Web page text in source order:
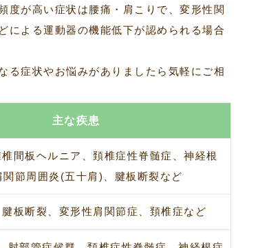
度が高い症状は腰痛・肩こりで、変形性関
による運動器の機能低下が認められる場合
る症状やお悩みがありましたら気軽にご相
主な疾患
間板ヘルニア、頚椎症性脊髄症、神経根
関節周囲炎(五十肩)、腱板断裂など
板断裂、変形性肩関節症、頚椎症など